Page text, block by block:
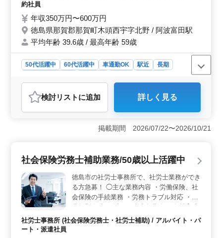
び税務相談業務 ・会社設立、事業承継等の
サポート ※車での外出の可能性あり 専門ス
キルを習得してスキルアップを目指せます。
税理士事務所での業務経験をお持ちの方、簿
記資格、税理士資格（科目合格）お持ちの方
は優遇します。 日々の残業はほぼありませ
ん。 フレックスタイム制を活用した合理的
な働き方をしたい方、ぜひご応募お待ちして
お ります。
約社員
年収350万円〜600万円
徳島県那賀郡那賀町木頭西宇字北野 / 阿波富田駅
平均年齢 39.6歳 / 最高年齢 59歳
50代活躍中 60代活躍中 車通勤OK 駅近
長期
おすすめポイント
＜働きやすい環境＞ 駅チカかつマイカー通勤OKで、通
勤が非常に便利です。フレックスタイム制を導入してお
り、ライフスタイルに合わせた柔軟な働き方が可能で
業務全般を担当し、経験を積むことで専門スキルを身に
つけることができます。税理士資格や簿記資格を持って
いる方、または税理士事務所での経験がある方は特に優
遇され、キャリアアップのチャンスも豊富です。 ＜
安定した休日制度＞ 年間休日125日、土日祝がしっかり
休めるため、プライベートも充実させることができま
す。年末年始の休暇もあり、家族との時間を大切にしな
がら働くことができます。
検討リスト に追加 詳しく見る
掲載期間 2026/07/22〜2026/10/21
社会保険労務士補助業務/50歳以上活躍中
徳島市の社労士事務所で、社労士業務ができ
る方急募！ ◯主な業務内容 ・労働保険、社
会保険の手続業務 ・労務トラブル対応 ・就
相談 休暇制度も充実し、ワークライフバラ
社労士事務所 (社会保険労務士・社労士補助) / アルバイト・パ
ート・派遣社員